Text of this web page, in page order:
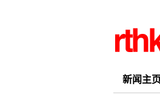
新闻主页